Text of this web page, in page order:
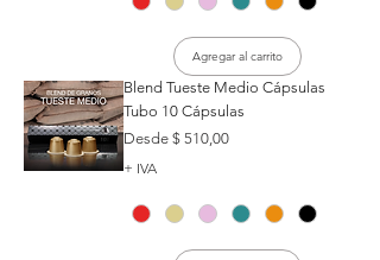
Agregar al carrito
Blend Tueste Medio Cápsulas
Tubo 10 Cápsulas
Desde $ 510,00
Precio de oferta
+ IVA